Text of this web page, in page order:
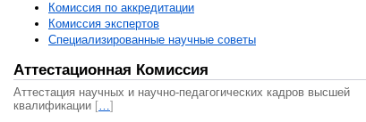
Комиссия по аккредитации
Комиссия экспертов
Специализированные научные советы
Аттестационная Комиссия
Аттестация научных и научно-педагогических кадров высшей
квалификации […]